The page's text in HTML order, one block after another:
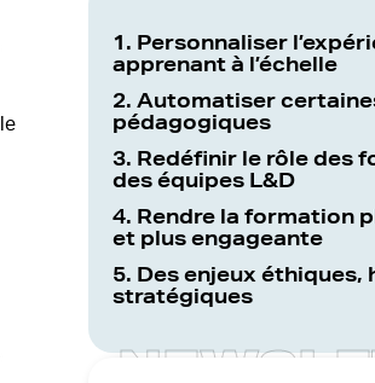
1. Personnaliser
apprenant à l’échelle
2. Automatiser
pédagogiques
3. Redéfinir le rôle des
des équipes L&D
4. Rendre la formation
et plus engageante
5. Des enjeux éthiques,
stratégiques
NEWSLE